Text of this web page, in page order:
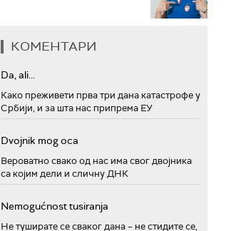
КОМЕНТАРИ
Da, ali...
Како преживети прва три дана катастрофе у
Србији, и за шта нас припрема ЕУ
Dvojnik mog oca
Вероватно свако од нас има свог двојника
са којим дели и сличну ДНК
Nemogućnost tusiranja
Не туширате се сваког дана – не стидите се,